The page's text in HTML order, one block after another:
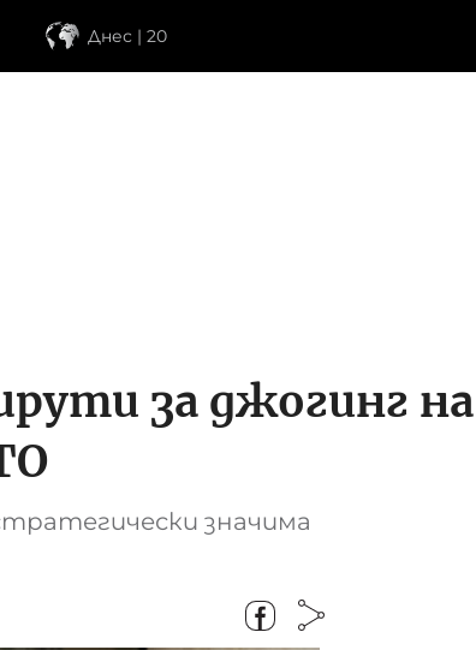
Днес | 20
за джогинг
значима